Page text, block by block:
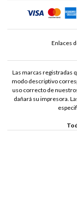
Enlaces
Las marcas registradas
modo descriptivo
uso correcto de
dañará su impresora.